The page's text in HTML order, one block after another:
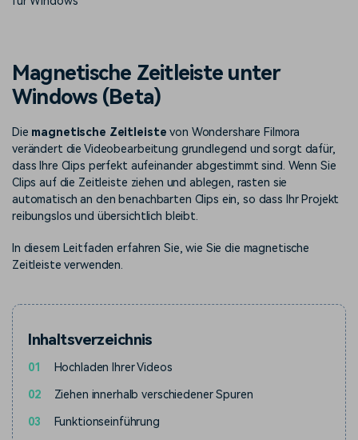
Trends
Kickstart Bootcamp
Lernen, ausdrücken und
Videobearbeitungs-
Fähigkeiten mit Filmora
können
Creator
Programm
Monetarisieren Sie
Freunde-werben-
An Freunde empfehlen,
Unsere Mission, Geschichte
und Kunden
Finden Sie mehr über Filmora
Kunden-Geschichten
Erfahren Sie, wie unsere
Kunden Erfolg haben
Affiliate-Programm
Schalten Sie Partnerschaften
auf Unternehmensebene frei
Suchen
Magnetische Zeitleiste unter
Windows (Beta)
Die magnetische Zeitleiste von Wondershare Filmora
verändert die Videobearbeitung grundlegend und sorgt dafür,
dass Ihre Clips perfekt aufeinander abgestimmt sind. Wenn Sie
Clips auf die Zeitleiste ziehen und ablegen, rasten sie
automatisch an den benachbarten Clips ein, so dass Ihr Projekt
reibungslos und übersichtlich bleibt.
In diesem Leitfaden erfahren Sie, wie Sie die magnetische
Zeitleiste verwenden.
Inhaltsverzeichnis
01 Hochladen Ihrer Videos
02 Ziehen innerhalb verschiedener Spuren
03 Funktionseinführung